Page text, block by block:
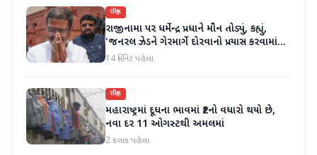
રાષ્ટ્રીય
રાજીનામા પર ધર્મેન્દ્ર પ્રધાને મૌન તોડ્યું, કહ્યું,
'જનરલ ઝેડને ગેરમાર્ગે દોરવાનો પ્રયાસ કરવામાં
આવ્યો, મારા માટે પદ મહત્વનું નથી'
14 મિનિટ પહેલા
રાષ્ટ્રીય
મહારાષ્ટ્રમાં દૂધના ભાવમાં ₹2નો વધારો થયો છે,
નવા દર 11 ઓગસ્ટથી અમલમાં
2 કલાક પહેલા